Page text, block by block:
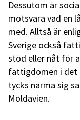
Dessutom är
motsvara vad en
med. Alltså är
Sverige också
stöd eller nåt för
fattigdomen i det
tycks närma sig
Moldavien.